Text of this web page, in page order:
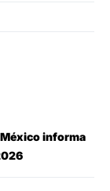
México informa